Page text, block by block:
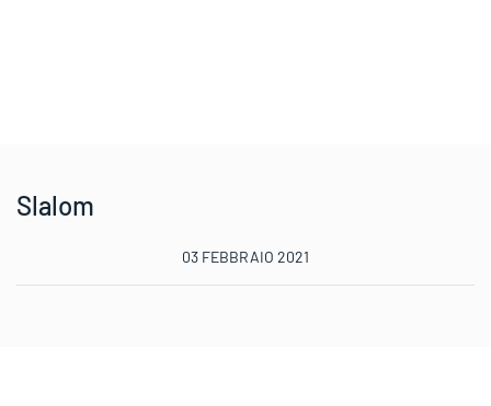
Slalom
03 FEBBRAIO 2021